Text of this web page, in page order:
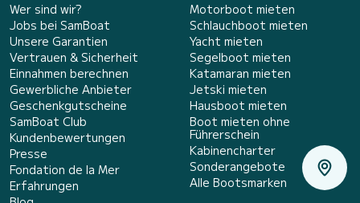
Wer sind wir?
Jobs bei SamBoat
Unsere Garantien
Vertrauen & Sicherheit
Einnahmen berechnen
Gewerbliche Anbieter
Geschenkgutscheine
SamBoat Club
Kundenbewertungen
Presse
Fondation de la Mer
Erfahrungen
Motorboot mieten
Schlauchboot mieten
Yacht mieten
Segelboot mieten
Katamaran mieten
Jetski mieten
Hausboot mieten
Boot mieten ohne
Führerschein
Kabinencharter
Sonderangebote
Alle Bootsmarken